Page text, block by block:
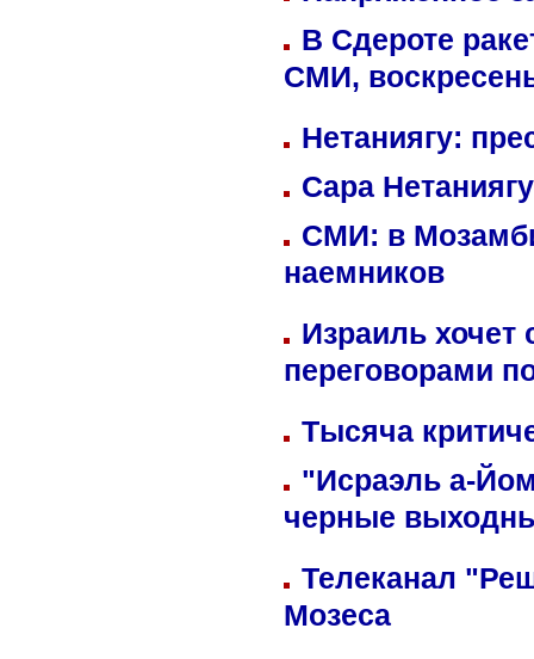
В Сдероте
СМИ,
Нетаниягу:
Сара
СМИ: в
наемников
Израиль хочет
переговорами
Тысяча
"Исраэль а-
черные
Телеканал
Мозеса